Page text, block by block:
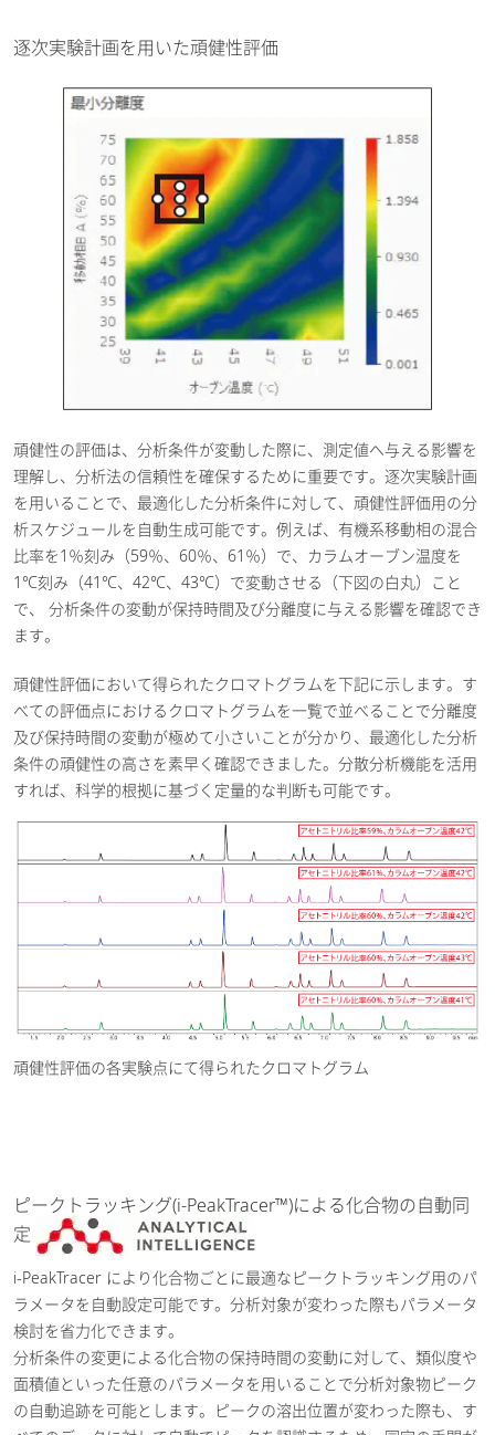
逐次実験計画を用いた頑健性評価
頑健性の評価は、分析条件が変動した際に、測定値へ与える影響を
理解し、分析法の信頼性を確保するために重要です。逐次実験計画
を用いることで、最適化した分析条件に対して、頑健性評価用の分
析スケジュールを自動生成可能です。例えば、有機系移動相の混合
比率を1％刻み（59％、60％、61％）で、カラムオーブン温度を
1℃刻み（41℃、42℃、43℃）で変動させる（下図の白丸）こと
で、 分析条件の変動が保持時間及び分離度に与える影響を確認でき
ます。
頑健性評価において得られたクロマトグラムを下記に示します。す
べての評価点におけるクロマトグラムを一覧で並べることで分離度
及び保持時間の変動が極めて小さいことが分かり、最適化した分析
条件の頑健性の高さを素早く確認できました。分散分析機能を活用
すれば、科学的根拠に基づく定量的な判断も可能です。
頑健性評価の各実験点にて得られたクロマトグラム
ピークトラッキング(i-PeakTracer™)による化合物の自動同
定
i-PeakTracer により化合物ごとに最適なピークトラッキング用のパ
ラメータを自動設定可能です。分析対象が変わった際もパラメータ
検討を省力化できます。
分析条件の変更による化合物の保持時間の変動に対して、類似度や
面積値といった任意のパラメータを用いることで分析対象物ピーク
の自動追跡を可能とします。ピークの溶出位置が変わった際も、す